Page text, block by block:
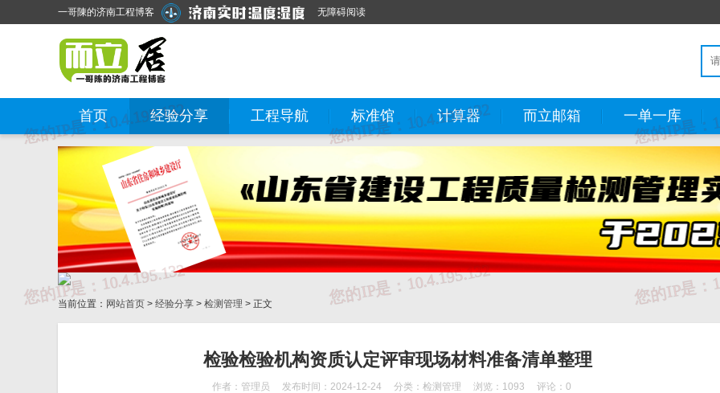
一哥陳的济南工程博客 无障碍阅读
首页 经验分享 工程导航 标准馆 计算器 而立邮箱 一单一库
当前位置： 网站首页 > 经验分享 > 检测管理 > 正文
检验检验机构资质认定评审现场材料准备清单整理
作者：管理员 发布时间：2024-12-24 分类： 检测管理 浏览：1093 评论：0